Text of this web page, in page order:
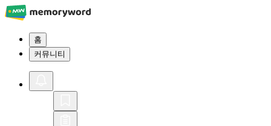
홈
커뮤니티